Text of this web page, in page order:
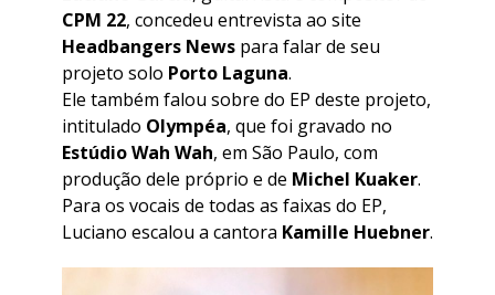
CPM 22, concedeu entrevista ao site
Headbangers News para falar de seu
projeto solo Porto Laguna.
Ele também falou sobre do EP deste projeto,
intitulado Olympéa, que foi gravado no
Estúdio Wah Wah, em São Paulo, com
produção dele próprio e de Michel Kuaker.
Para os vocais de todas as faixas do EP,
Luciano escalou a cantora Kamille Huebner.